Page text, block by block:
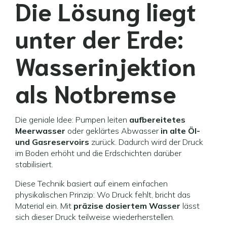
Die Lösung liegt
unter der Erde:
Wasserinjektion
als Notbremse
Die geniale Idee: Pumpen leiten aufbereitetes
Meerwasser oder geklärtes Abwasser in alte Öl-
und Gasreservoirs zurück. Dadurch wird der Druck
im Boden erhöht und die Erdschichten darüber
stabilisiert.
Diese Technik basiert auf einem einfachen
physikalischen Prinzip: Wo Druck fehlt, bricht das
Material ein. Mit präzise dosiertem Wasser lässt
sich dieser Druck teilweise wiederherstellen.